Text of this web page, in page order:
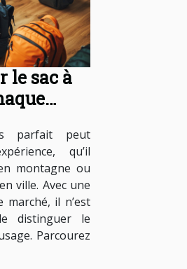
le sac à
parfait peut
qu’il
montagne ou
ville. Avec une
marché, il n’est
distinguer le
Parcourez